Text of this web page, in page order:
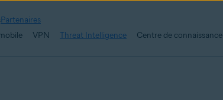
Partenaires
VPN Threat Intelligence Centre de connaissance